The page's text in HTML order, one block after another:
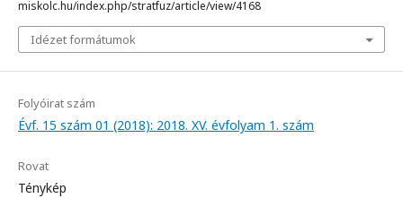
miskolc.hu/index.php/stratfuz/article/view/4168
Idézet formátumok
Folyóirat szám
Évf. 15 szám 01 (2018): 2018. XV. évfolyam 1. szám
Rovat
Ténykép